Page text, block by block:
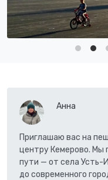
Анна
Приглашаю вас на
центру Кемерово. Мы
пути — от села Усть-
до современного